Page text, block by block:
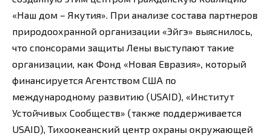
«Наш дом – Якутия». При анализе состава партнеров
природоохранной организации «Эйгэ» выяснилось,
что спонсорами защиты Лены выступают такие
организации, как Фонд «Новая Евразия», который
финансируется Агентством США по
международному развитию (USAID), «Институт
Устойчивых Сообществ» (также поддерживается
USAID), Тихоокеанский центр охраны окружающей